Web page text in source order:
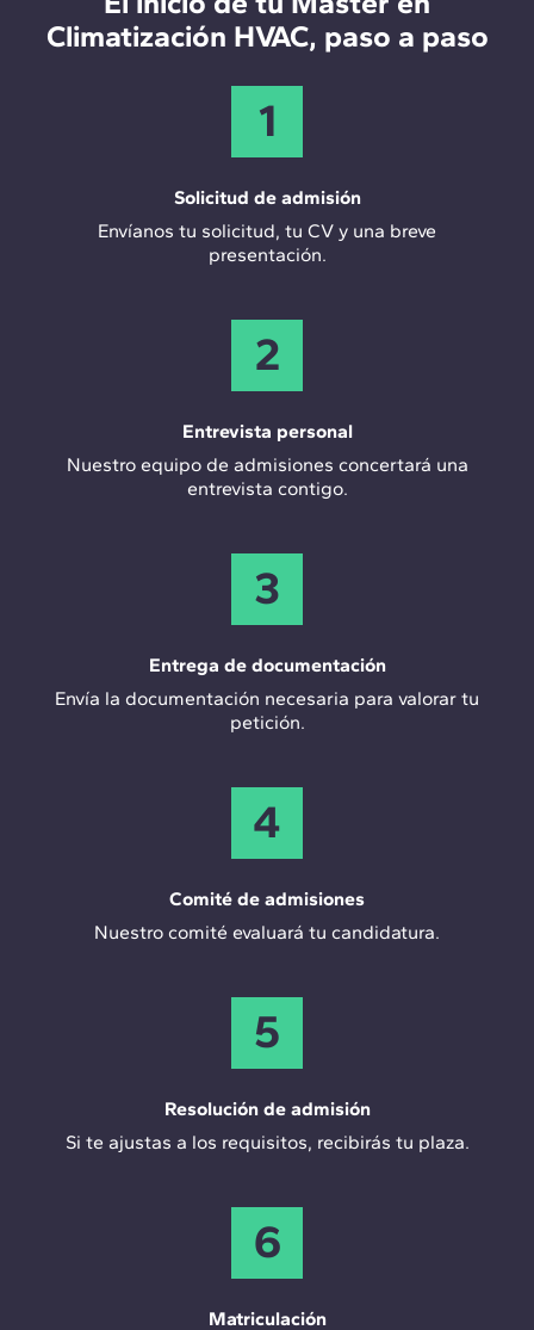
completos y tomar decisiones de alto impacto en
eficiencia energética y confort.
térmicas y ventilación. Por esto, la ingeniería HVAC
es ya una especialidad propia dentro del sector
integrando criterios de eficiencia energética desde
Climatización HVAC, paso a paso
1
Solicitud de admisión
Envíanos tu solicitud, tu CV y una breve
presentación.
2
Entrevista personal
Nuestro equipo de admisiones concertará una
entrevista contigo.
3
Entrega de documentación
Envía la documentación necesaria para valorar tu
petición.
4
Comité de admisiones
Nuestro comité evaluará tu candidatura.
5
Resolución de admisión
Si te ajustas a los requisitos, recibirás tu plaza.
6
Matriculación